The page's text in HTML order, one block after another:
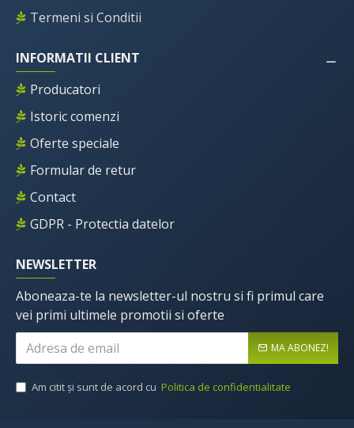
Termeni si Conditii
INFORMATII CLIENT
Producatori
Istoric comenzi
Oferte speciale
Formular de retur
Contact
GDPR - Protectia datelor
NEWSLETTER
Aboneaza-te la newsletter-ul nostru si fi primul care
vei primi ultimele promotii si oferte
MA ABONEZ!
Am citit şi sunt de acord cu Politica de confidentialitate